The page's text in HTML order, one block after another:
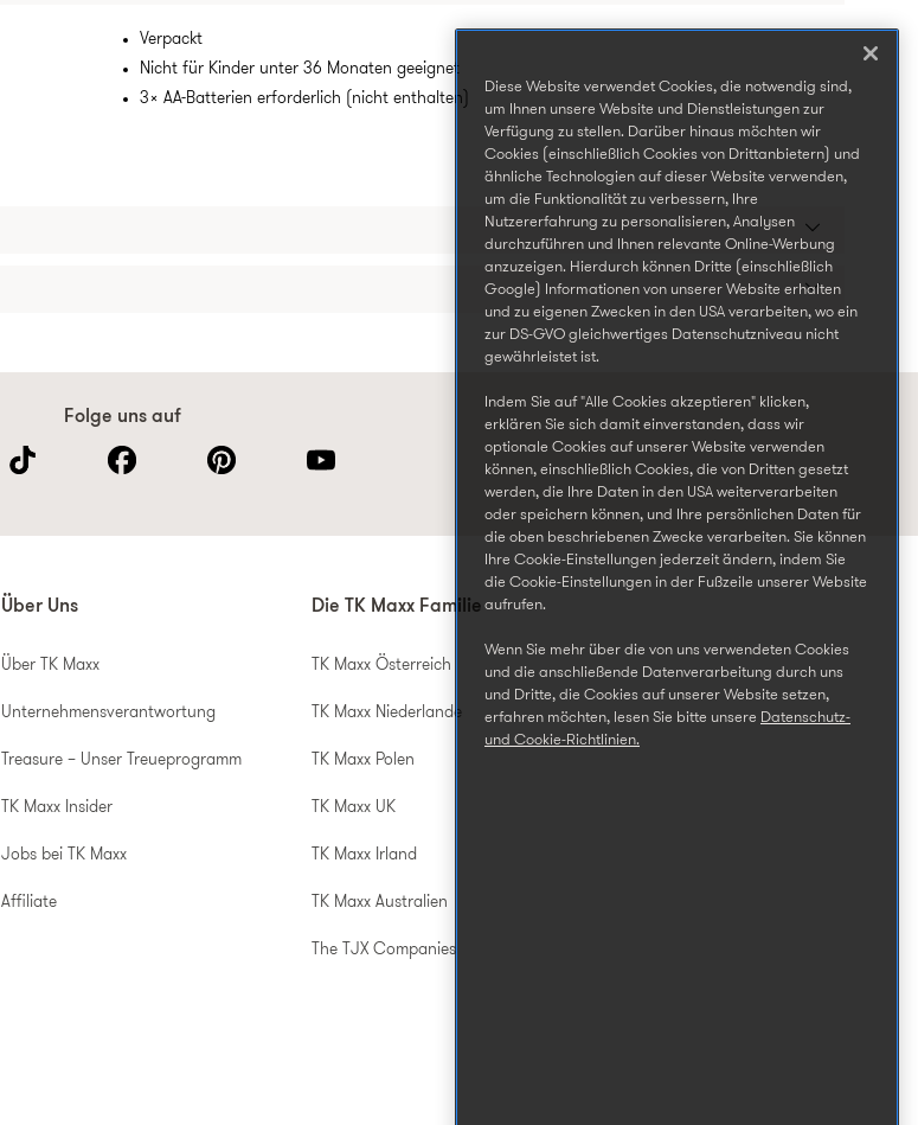
Verpackt
Nicht für Kinder unter 36 Monaten geeignet
3x AA-Batterien erforderlich (nicht enthalten)
Folge uns auf
Über Uns
Über TK Maxx
Unternehmensverantwortung
Treasure – Unser Treueprogramm
TK Maxx Insider
Jobs bei TK Maxx
Affiliate
Die TK Maxx Familie
TK Maxx Österreich
TK Maxx Niederlande
TK Maxx Polen
TK Maxx UK
TK Maxx Irland
TK Maxx Australien
The TJX Companies
Diese Website verwendet Cookies, die notwendig sind,
um Ihnen unsere Website und Dienstleistungen zur
Verfügung zu stellen. Darüber hinaus möchten wir
Cookies (einschließlich Cookies von Drittanbietern) und
ähnliche Technologien auf dieser Website verwenden,
um die Funktionalität zu verbessern, Ihre
Nutzererfahrung zu personalisieren, Analysen
durchzuführen und Ihnen relevante Online-Werbung
anzuzeigen. Hierdurch können Dritte (einschließlich
Google) Informationen von unserer Website erhalten
und zu eigenen Zwecken in den USA verarbeiten, wo ein
zur DS-GVO gleichwertiges Datenschutzniveau nicht
gewährleistet ist.
Indem Sie auf "Alle Cookies akzeptieren" klicken,
erklären Sie sich damit einverstanden, dass wir
optionale Cookies auf unserer Website verwenden
können, einschließlich Cookies, die von Dritten gesetzt
werden, die Ihre Daten in den USA weiterverarbeiten
oder speichern können, und Ihre persönlichen Daten für
die oben beschriebenen Zwecke verarbeiten. Sie können
Ihre Cookie-Einstellungen jederzeit ändern, indem Sie
die Cookie-Einstellungen in der Fußzeile unserer Website
aufrufen.
Wenn Sie mehr über die von uns verwendeten Cookies
und die anschließende Datenverarbeitung durch uns
und Dritte, die Cookies auf unserer Website setzen,
erfahren möchten, lesen Sie bitte unsere Datenschutz-
und Cookie-Richtlinien.